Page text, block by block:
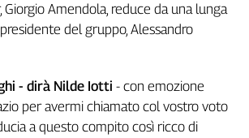
Giorgio Amendola, reduce da una lunga
del gruppo, Alessandro
- dirà Nilde Iotti - con emozione
per avermi chiamato col vostro voto
a questo compito così ricco di